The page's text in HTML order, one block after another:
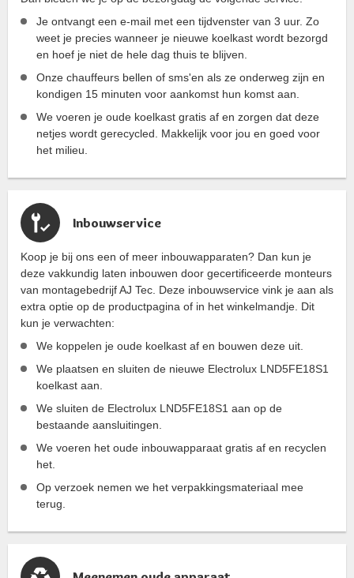
Je ontvangt een e-mail met een tijdvenster van 3 uur. Zo
weet je precies wanneer je nieuwe koelkast wordt bezorgd
en hoef je niet de hele dag thuis te blijven.
Onze chauffeurs bellen of sms'en als ze onderweg zijn en
kondigen 15 minuten voor aankomst hun komst aan.
We voeren je oude koelkast gratis af en zorgen dat deze
netjes wordt gerecycled. Makkelijk voor jou en goed voor
het milieu.
Inbouwservice
Koop je bij ons een of meer inbouwapparaten? Dan kun je
deze vakkundig laten inbouwen door gecertificeerde monteurs
van montagebedrijf AJ Tec. Deze inbouwservice vink je aan als
extra optie op de productpagina of in het winkelmandje. Dit
kun je verwachten:
We koppelen je oude koelkast af en bouwen deze uit.
We plaatsen en sluiten de nieuwe Electrolux LND5FE18S1
koelkast aan.
We sluiten de Electrolux LND5FE18S1 aan op de
bestaande aansluitingen.
We voeren het oude inbouwapparaat gratis af en recyclen
het.
Op verzoek nemen we het verpakkingsmateriaal mee
terug.